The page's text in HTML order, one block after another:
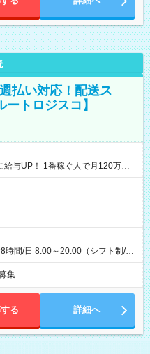
払い対応！配送ス
トロジスコ】
与UP！ 1番稼ぐ人で月120万ほ
万
築関係 1日150個配達×25日勤務
時間/日 8:00～20:00（シフト制/実
次第では週4も有り） ※配達状況
性有り ※案件により多少の前後あ
集
る 詳細へ